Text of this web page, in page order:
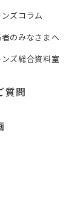
ズコラム
のみなさまへ
ズ総合資料室
質問